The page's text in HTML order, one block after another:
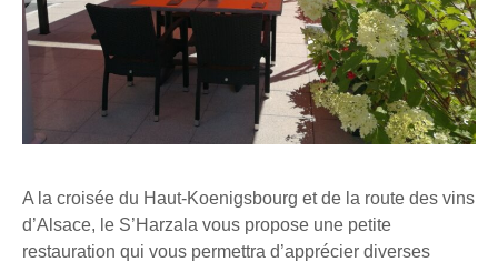
A la croisée du Haut-Koenigsbourg et de la route des vins
d’Alsace, le S’Harzala vous propose une petite
restauration qui vous permettra d’apprécier diverses